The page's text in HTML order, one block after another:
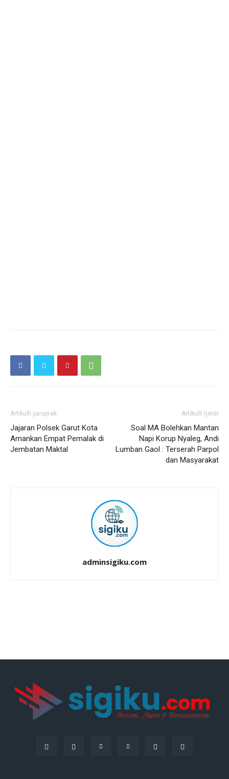
Artikulli paraprak
Jajaran Polsek Garut Kota
Amankan Empat Pemalak di
Jembatan Maktal
Artikulli tjetër
Soal MA Bolehkan Mantan
Napi Korup Nyaleg, Andi
Lumban Gaol : Terserah Parpol
dan Masyarakat
adminsigiku.com